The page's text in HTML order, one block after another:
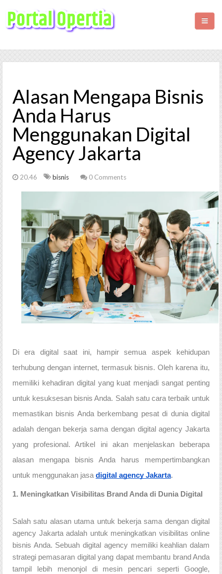
KESEHATAN
WISATA
LIFESTYLE
Alasan Mengapa Bisnis
Anda Harus
Menggunakan Digital
Agency Jakarta
20.46 bisnis 0 Comments
Di era digital saat ini, hampir semua aspek kehidupan
terhubung dengan internet, termasuk bisnis. Oleh karena itu,
memiliki kehadiran digital yang kuat menjadi sangat penting
untuk kesuksesan bisnis Anda. Salah satu cara terbaik untuk
memastikan bisnis Anda berkembang pesat di dunia digital
adalah dengan bekerja sama dengan digital agency Jakarta
yang profesional. Artikel ini akan menjelaskan beberapa
alasan mengapa bisnis Anda harus mempertimbangkan
untuk menggunakan jasa digital agency Jakarta.
1. Meningkatkan Visibilitas Brand Anda di Dunia Digital
Salah satu alasan utama untuk bekerja sama dengan digital
agency Jakarta adalah untuk meningkatkan visibilitas online
bisnis Anda. Sebuah digital agency memiliki keahlian dalam
strategi pemasaran digital yang dapat membantu brand Anda
tampil lebih menonjol di mesin pencari seperti Google,